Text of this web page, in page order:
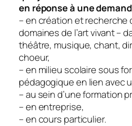
en réponse à une
– en création et recherche
domaines de l’art vivant –
théâtre, musique, chant,
choeur,
– en milieu scolaire sous
pédagogique en lien avec
– au sein d’une formation
– en entreprise,
– en cours particulier.